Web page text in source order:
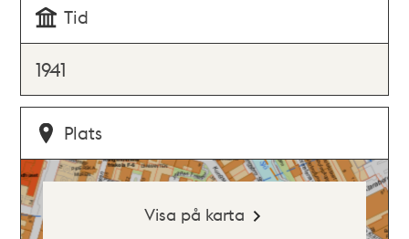
Tid
1941
Plats
Visa på karta